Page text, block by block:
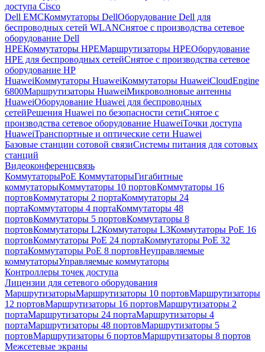
доступа Cisco
Dell EMCКоммутаторы DellОборудование Dell для
беспроводных сетей WLANСнятое с производства сетевое
оборудование Dell
HPEКоммутаторы HPEМаршрутизаторы HPEОборудование
HPE для беспроводных сетейСнятое с производства сетевое
оборудование HP
HuaweiКоммутаторы HuaweiКоммутаторы HuaweiCloudEngine
6800Маршрутизаторы HuaweiМикроволновые антенны
HuaweiОборудование Huawei для беспроводных
сетейРешения Huawei по безопасности сетиСнятое с
производства сетевое оборудование HuaweiТочки доступа
HuaweiТранспортные и оптические сети Huawei
Базовые станции сотовой связиСистемы питания для сотовых
станций
Видеоконференцсвязь
КоммутаторыPoE КоммутаторыГигабитные
коммутаторыКоммутаторы 10 портовКоммутаторы 16
портовКоммутаторы 2 портаКоммутаторы 24
портаКоммутаторы 4 портаКоммутаторы 48
портовКоммутаторы 5 портовКоммутаторы 8
портовКоммутаторы L2Коммутаторы L3Коммутаторы PoE 16
портовКоммутаторы PoE 24 портаКоммутаторы PoE 32
портаКоммутаторы PoE 8 портовНеуправляемые
коммутаторыУправляемые коммутаторы
Контроллеры точек доступа
Лицензии для сетевого оборудования
МаршрутизаторыМаршрутизаторы 10 портовМаршрутизаторы
12 портовМаршрутизаторы 16 портовМаршрутизаторы 2
портаМаршрутизаторы 24 портаМаршрутизаторы 4
портаМаршрутизаторы 48 портовМаршрутизаторы 5
портовМаршрутизаторы 6 портовМаршрутизаторы 8 портов
Межсетевые экраны